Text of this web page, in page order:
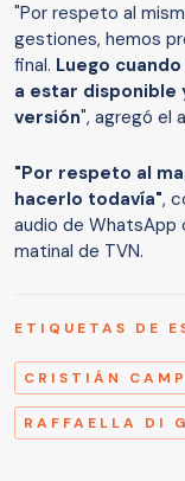
"Por respeto al
gestiones, hemos
final. Luego
a estar disponible
versión", agregó el
"Por respeto al
hacerlo todavía",
audio de
matinal de TVN.
ETIQUETAS DE
CRISTIÁN
RAFFAELLA DI